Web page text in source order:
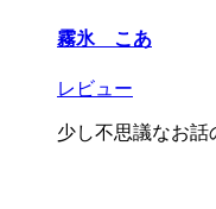
霧氷 こあ
レビュー
少し不思議なお話